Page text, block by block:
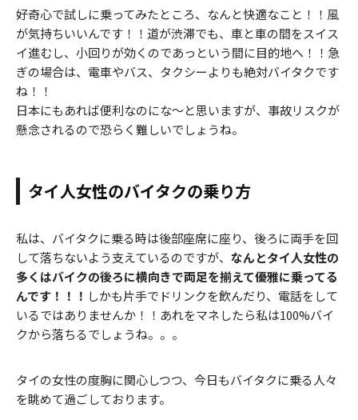
好奇心で試しに乗ってみたところ、なんと快適なこと！！風
が気持ちいいんです！！道が渋滞でも、車と車の間をスイス
イ進むし、小回りが効くのであっという間に目的地へ！！急
ぎの場合は、電車やバス、タクシーよりも絶対バイタクです
ね！！
日本にもあれば便利なのにな～と思いますが、事故リスクが
懸念されるので恐らく難しいでしょうね。
タイ人女性のバイタクの乗り方
私は、バイタクに乗る時は後部座席に座り、後ろに両手を回
して落ちないよう支えているのですが、 なんとタイ人女性の
多くはバイクの後ろに横向きで両足を揃えて優雅に乗ってる
んです！！！ しかも片手でドリンクを飲んだり、電話をして
いるではありませんか！！あれをマネしたら私は100%バイ
クから落ちるでしょうね。。。
タイの女性の度胸に関心しつつ、今日もバイタクに乗る人々
を眺めて過ごしております。